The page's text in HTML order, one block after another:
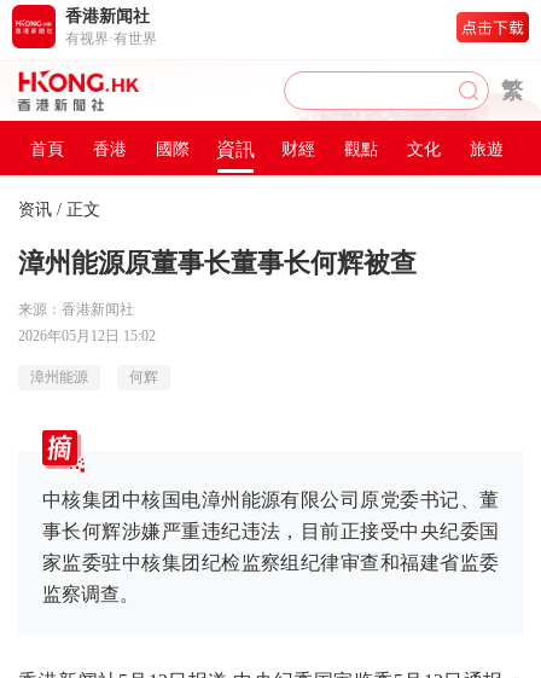
繁
首頁 香港 國際 資訊 财經 觀點 文化 旅遊
资讯 / 正文
漳州能源原董事长董事长何辉被查
来源：香港新闻社
2026年05月12日 15:02
漳州能源 何辉
中核集团中核国电漳州能源有限公司原党委书记、董
事长何辉涉嫌严重违纪违法，目前正接受中央纪委国
家监委驻中核集团纪检监察组纪律审查和福建省监委
监察调查。
香港新闻社
有视界·有世界